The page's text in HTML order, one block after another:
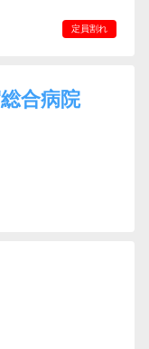
定員割れ
合病院